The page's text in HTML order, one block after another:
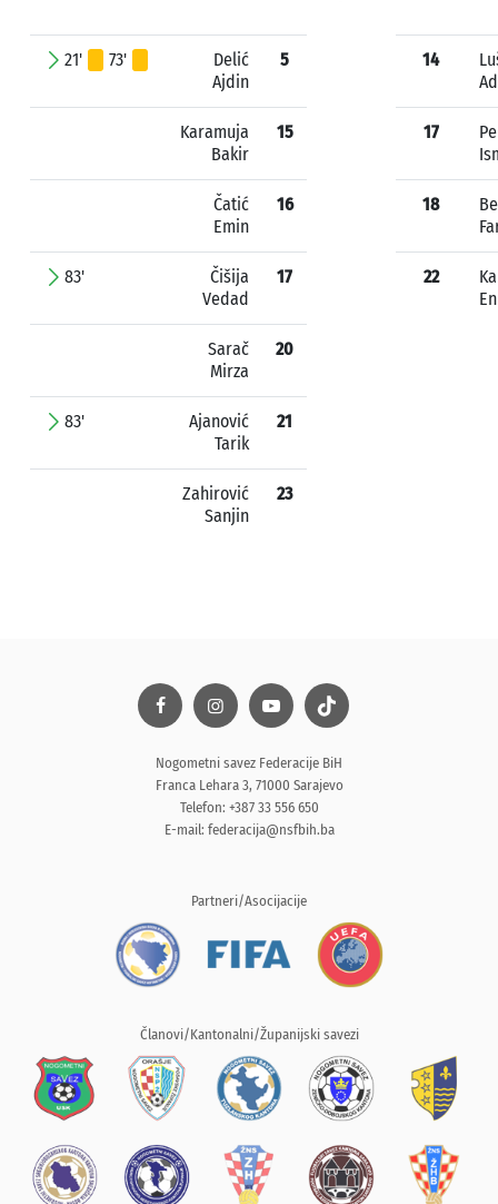
21' 73'
Delić
Ajdin
5
Karamuja
Bakir
15
Čatić
Emin
16
83'
Čišija
Vedad
17
Sarač
Mirza
20
83'
Ajanović
Tarik
21
Zahirović
Sanjin
23
14
17
18
22
Nogometni savez Federacije BiH
Franca Lehara 3, 71000 Sarajevo
Telefon: +387 33 556 650
E-mail: federacija@nsfbih.ba
Partneri/Asocijacije
Članovi/Kantonalni/Županijski savezi